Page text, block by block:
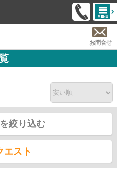
お問合せ
絞り込む
エスト